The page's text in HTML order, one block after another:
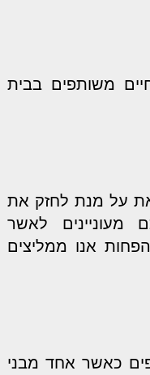
משותפים בבית
על מנת לחזק את
מעוניינים לאשר
אנו ממליצים
כאשר אחד מבני